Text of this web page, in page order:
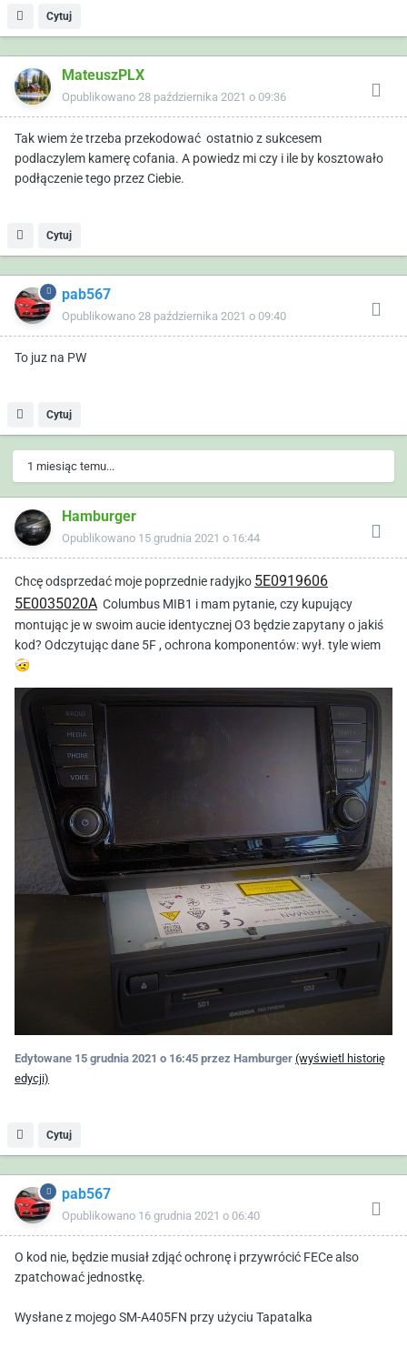
Cytuj
MateuszPLX
Opublikowano 28 października 2021 o 09:36
Tak wiem że trzeba przekodować ostatnio z sukcesem
podlaczylem kamerę cofania. A powiedz mi czy i ile by kosztowało
podłączenie tego przez Ciebie.
Cytuj
pab567
Opublikowano 28 października 2021 o 09:40
To juz na PW
Cytuj
1 miesiąc temu...
Hamburger
Opublikowano 15 grudnia 2021 o 16:44
Chcę odsprzedać moje poprzednie radyjko 5E0919606
5E0035020A Columbus MIB1 i mam pytanie, czy kupujący
montując je w swoim aucie identycznej O3 będzie zapytany o jakiś
kod? Odczytując dane 5F , ochrona komponentów: wył. tyle wiem
🤕
Edytowane 15 grudnia 2021 o 16:45 przez Hamburger (wyświetl historię
edycji)
Cytuj
pab567
Opublikowano 16 grudnia 2021 o 06:40
O kod nie, będzie musiał zdjąć ochronę i przywrócić FECe also
zpatchować jednostkę.
Wysłane z mojego SM-A405FN przy użyciu Tapatalka